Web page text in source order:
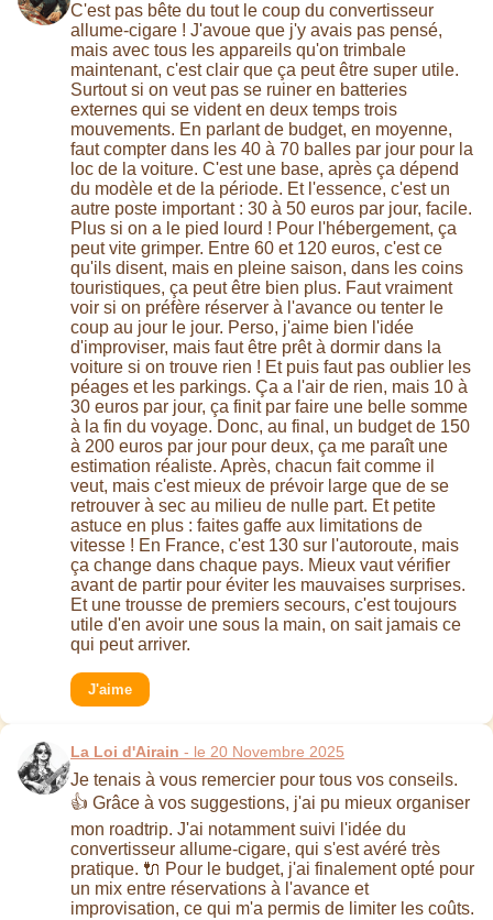
C'est pas bête du tout le coup du convertisseur
allume-cigare ! J'avoue que j'y avais pas pensé,
mais avec tous les appareils qu'on trimbale
maintenant, c'est clair que ça peut être super utile.
Surtout si on veut pas se ruiner en batteries
externes qui se vident en deux temps trois
mouvements. En parlant de budget, en moyenne,
faut compter dans les 40 à 70 balles par jour pour la
loc de la voiture. C'est une base, après ça dépend
du modèle et de la période. Et l'essence, c'est un
autre poste important : 30 à 50 euros par jour, facile.
Plus si on a le pied lourd ! Pour l'hébergement, ça
peut vite grimper. Entre 60 et 120 euros, c'est ce
qu'ils disent, mais en pleine saison, dans les coins
touristiques, ça peut être bien plus. Faut vraiment
voir si on préfère réserver à l'avance ou tenter le
coup au jour le jour. Perso, j'aime bien l'idée
d'improviser, mais faut être prêt à dormir dans la
voiture si on trouve rien ! Et puis faut pas oublier les
péages et les parkings. Ça a l'air de rien, mais 10 à
30 euros par jour, ça finit par faire une belle somme
à la fin du voyage. Donc, au final, un budget de 150
à 200 euros par jour pour deux, ça me paraît une
estimation réaliste. Après, chacun fait comme il
veut, mais c'est mieux de prévoir large que de se
retrouver à sec au milieu de nulle part. Et petite
astuce en plus : faites gaffe aux limitations de
vitesse ! En France, c'est 130 sur l'autoroute, mais
ça change dans chaque pays. Mieux vaut vérifier
avant de partir pour éviter les mauvaises surprises.
Et une trousse de premiers secours, c'est toujours
utile d'en avoir une sous la main, on sait jamais ce
qui peut arriver.
J'aime
La Loi d'Airain - le 20 Novembre 2025
Je tenais à vous remercier pour tous vos conseils.
👍 Grâce à vos suggestions, j'ai pu mieux organiser
mon roadtrip. J'ai notamment suivi l'idée du
convertisseur allume-cigare, qui s'est avéré très
pratique. 🔌 Pour le budget, j'ai finalement opté pour
un mix entre réservations à l'avance et
improvisation, ce qui m'a permis de limiter les coûts.